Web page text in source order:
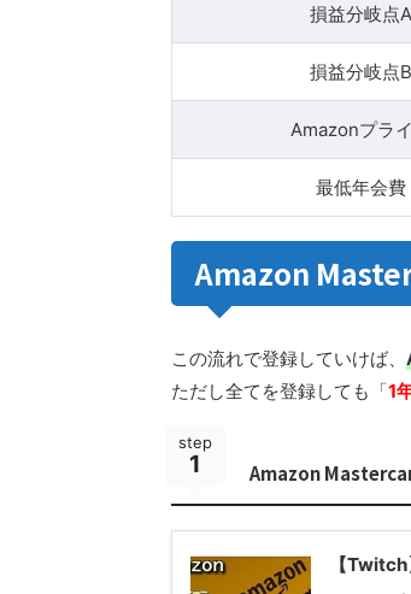
損益分岐点A
損益分岐点B
Amazonプラ
最低年会費
Amazon
この流れで登録していけば、
ただし全てを登録しても「1
step
1 Amazon
【